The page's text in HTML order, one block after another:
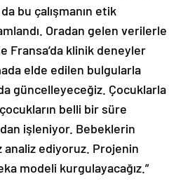
bu çalışmanın etik
Oradan gelen verilerle
Fransa’da klinik deneyler
elde edilen bulgularla
güncelleyeceğiz. Çocuklarla
belli bir süre
işleniyor. Bebeklerin
analiz ediyoruz. Projenin
modeli kurgulayacağız.”